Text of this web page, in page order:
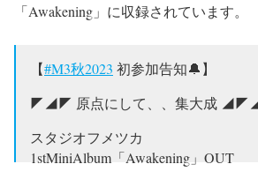
「Awakening」に収録されています。
【#M3秋2023 初参加告知🔔】
◤◢◤ 原点にして、、集大成
スタジオフメツカ
1stMiniAlbum「Awakening」OUT